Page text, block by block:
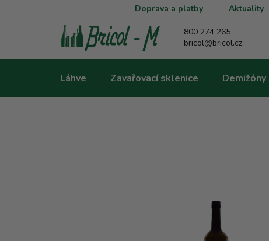
Doprava a platby Aktuality
800 274 265
bricol@bricol.cz
Láhve Zavařovací sklenice Demižóny